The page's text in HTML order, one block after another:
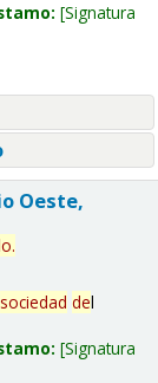
Signatura
Oeste,
.
sociedad del
Signatura